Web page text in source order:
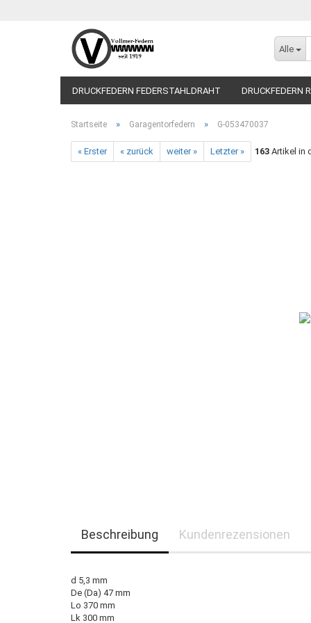
Alle
DRUCKFEDERN FEDERSTAHLDRAHT DRUCKFEDERN
Startseite » Garagentorfedern » G-053470037
« Erster « zurück weiter » Letzter » 163 Artikel in
Beschreibung Kundenrezensionen
d 5,3 mm
De (Da) 47 mm
Lo 370 mm
Lk 300 mm